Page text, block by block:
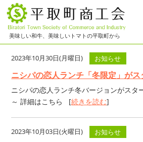
美味しい和牛、美味しいトマトの平取町から
2023年10月30日(月曜日) お知らせ
ニシパの恋人ランチ「冬限定」がス
ニシパの恋人ランチ冬バージョンがス
～ 詳細はこちら [続きを読む]
2023年10月03日(火曜日) お知らせ